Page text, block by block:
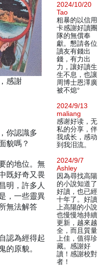
感謝
你認識多
貌嗎？
的地位。無
既好奇又畏
明，許多人
，一些靈異
無法解答
認為經得起
的原貌。
2024/10/20
Tao
粗暴的以信用
卡感謝好讀團
隊的無償奉
獻。懇請各位
讀友有錢出
錢，有力出
力，讓好讀生
生不息，也讓
周博士恩澤廣
被不熄°
2024/9/13
maliang
感谢好读，无
私的分享，伴
我成长，感动
到我泪流。
2024/9/7
Ashley
因為尋找高陽
的小說知道了
好讀，也已經
十年了。好讀
上高陽的小說
也慢慢地持續
更新，越來越
全，而且質量
上佳，值得珍
藏。感謝好
讀！感謝校對
者！